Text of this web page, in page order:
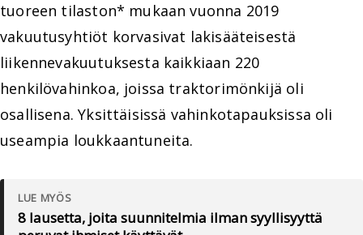
tuoreen tilaston* mukaan vuonna 2019
vakuutusyhtiöt korvasivat lakisääteisestä
liikennevakuutuksesta kaikkiaan 220
henkilövahinkoa, joissa traktorimönkijä oli
osallisena. Yksittäisissä vahinkotapauksissa oli
useampia loukkaantuneita.
LUE MYÖS
8 lausetta, joita suunnitelmia ilman syyllisyyttä